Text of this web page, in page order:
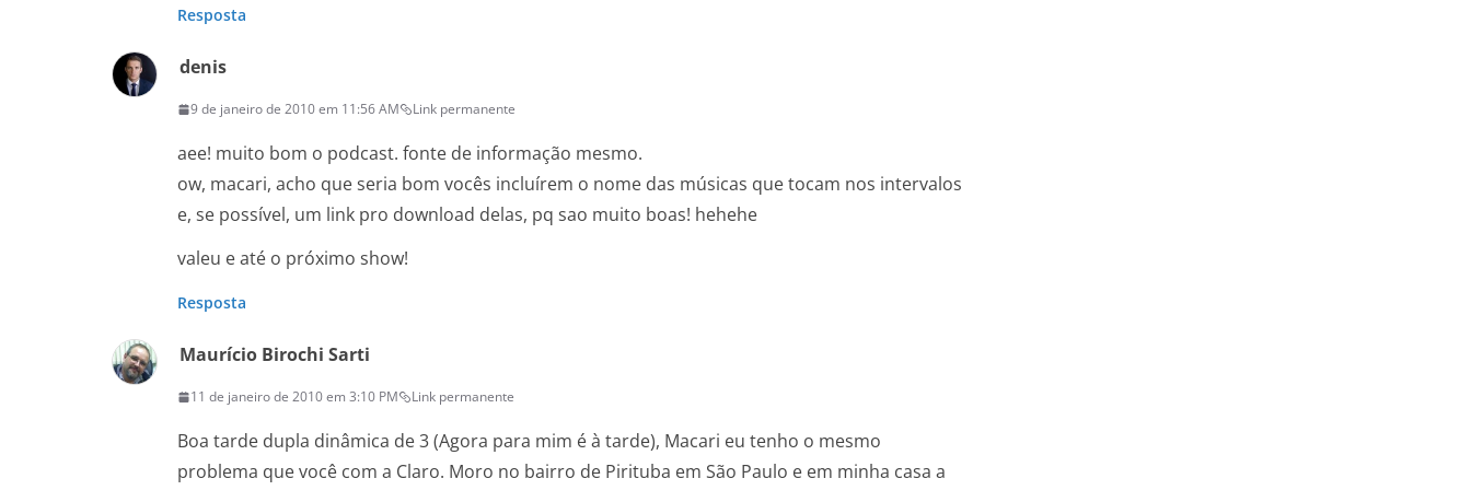
Resposta
denis
9 de janeiro de 2010 em 11:56 AM Link permanente
aee! muito bom o podcast. fonte de informação mesmo.
ow, macari, acho que seria bom vocês incluírem o nome das músicas que tocam nos intervalos
e, se possível, um link pro download delas, pq sao muito boas! hehehe
valeu e até o próximo show!
Resposta
Maurício Birochi Sarti
11 de janeiro de 2010 em 3:10 PM Link permanente
Boa tarde dupla dinâmica de 3 (Agora para mim é à tarde), Macari eu tenho o mesmo
problema que você com a Claro. Moro no bairro de Pirituba em São Paulo e em minha casa a